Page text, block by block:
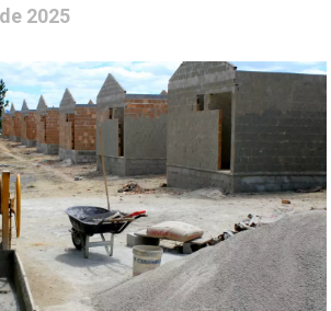
2025